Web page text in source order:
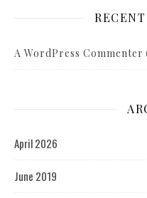
A WordPress Commenter
April 2026
June 2019